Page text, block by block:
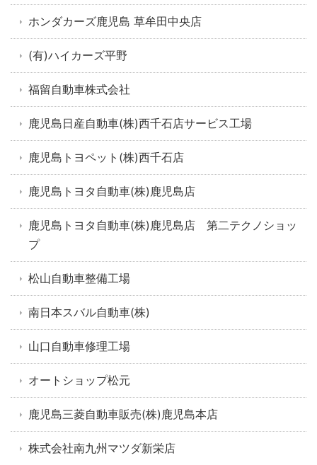
ホンダカーズ鹿児島 草牟田中央店
(有)ハイカーズ平野
福留自動車株式会社
鹿児島日産自動車(株)西千石店サービス工場
鹿児島トヨペット(株)西千石店
鹿児島トヨタ自動車(株)鹿児島店
鹿児島トヨタ自動車(株)鹿児島店 第二テクノショッ
プ
松山自動車整備工場
南日本スバル自動車(株)
山口自動車修理工場
オートショップ松元
鹿児島三菱自動車販売(株)鹿児島本店
株式会社南九州マツダ新栄店